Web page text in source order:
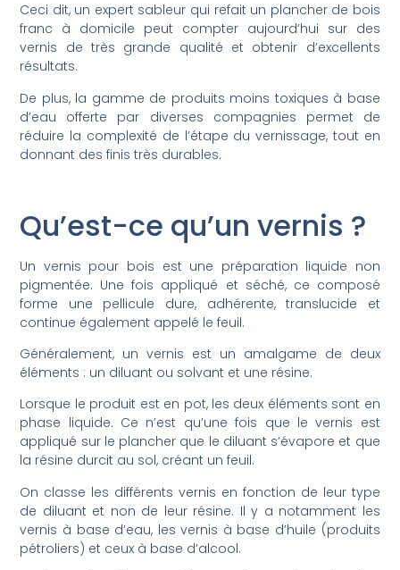
Ceci dit, un expert sableur qui refait un plancher de bois
franc à domicile peut compter aujourd’hui sur des
vernis de très grande qualité et obtenir d’excellents
résultats.
De plus, la gamme de produits moins toxiques à base
d’eau offerte par diverses compagnies permet de
réduire la complexité de l’étape du vernissage, tout en
donnant des finis très durables.
Qu’est-ce qu’un vernis ?
Un vernis pour bois est une préparation liquide non
pigmentée. Une fois appliqué et séché, ce composé
forme une pellicule dure, adhérente, translucide et
continue également appelé le feuil.
Généralement, un vernis est un amalgame de deux
éléments : un diluant ou solvant et une résine.
Lorsque le produit est en pot, les deux éléments sont en
phase liquide. Ce n’est qu’une fois que le vernis est
appliqué sur le plancher que le diluant s’évapore et que
la résine durcit au sol, créant un feuil.
On classe les différents vernis en fonction de leur type
de diluant et non de leur résine. Il y a notamment les
vernis à base d’eau, les vernis à base d’huile (produits
pétroliers) et ceux à base d’alcool.